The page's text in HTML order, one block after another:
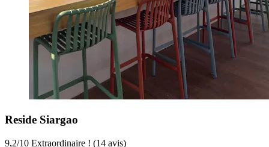
Reside Siargao
9,2/10 Extraordinaire ! (14 avis)